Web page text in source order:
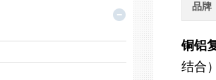
品牌
铜铝
结合